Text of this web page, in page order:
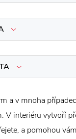
a v mnoha
V interiéru vytvoří
a pomohou